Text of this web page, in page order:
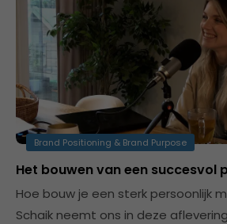
Brand Positioning & Brand Purpose
Het bouwen van een succesvol
Hoe bouw je een sterk persoonlijk
Schaik neemt ons in deze